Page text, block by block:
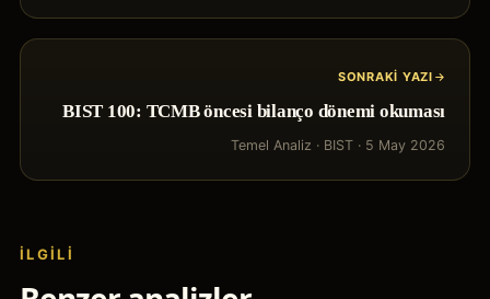
SONRAKI YAZI
BIST 100: TCMB öncesi bilanço dönemi okuması
Temel Analiz · BIST · 5 May 2026
İLGILI